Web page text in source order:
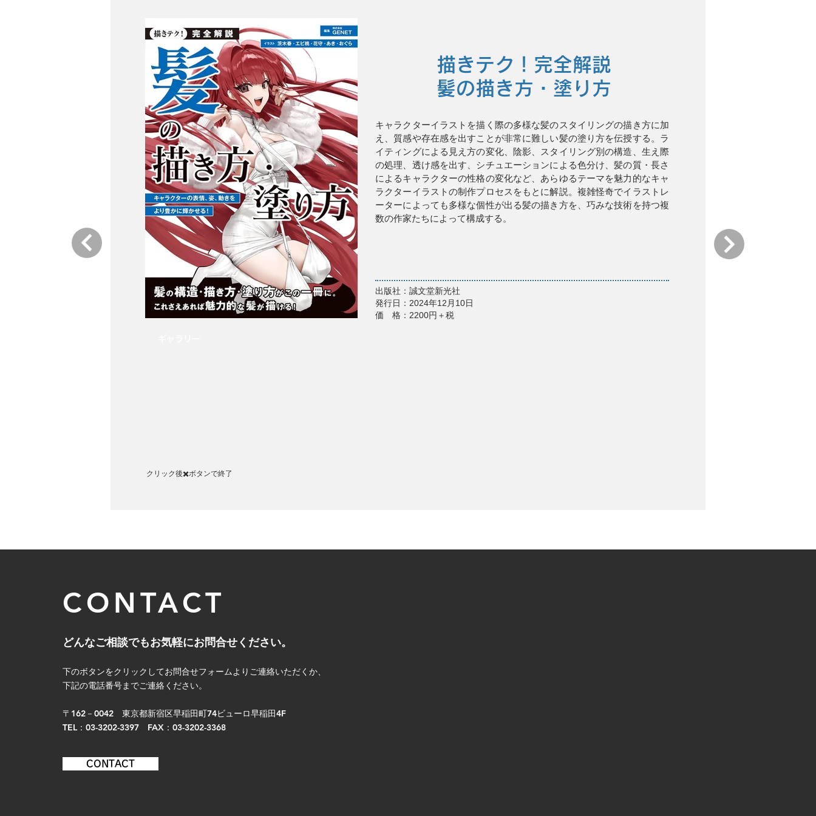
描きテク！完全解説
髪の描き方・塗り方
キャラクターイラストを描く際の多様な髪のスタイリングの描き方に加
え、質感や存在感を出すことが非常に難しい髪の塗り方を伝授する。ラ
イティングによる見え方の変化、陰影、スタイリング別の構造、生え際
の処理、透け感を出す、シチュエーションによる色分け、髪の質・長さ
によるキャラクターの性格の変化など、あらゆるテーマを魅力的なキャ
ラクターイラストの制作プロセスをもとに解説。複雑怪奇でイラストレ
ーターによっても多様な個性が出る髪の描き方を、巧みな技術を持つ複
数の作家たちによって構成する。
出版社：誠文堂新光社
発行日：2024年12月10日
価 格：2200円＋税
クリック後✖️ボタンで終了​
CONTACT
どんなご相談でもお気軽にお問合せください。
下のボタンをクリックしてお問合せフォームよりご連絡いただくか、
下記の電話番号までご連絡ください。
〒162－0042 東京都新宿区早稲田町74ビューロ早稲田4F​
TEL：03-3202-3397 FAX：03-3202-3368
CONTACT